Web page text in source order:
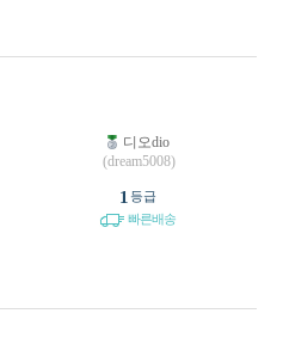
디오dio
(dream5008)
1 등급
빠른배송